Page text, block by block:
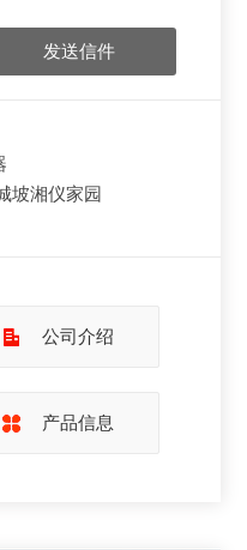
发送信件
坡湘仪家园
公司介绍
产品信息